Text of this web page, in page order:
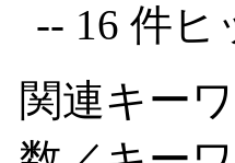
-- 16 件ヒ
関連キー